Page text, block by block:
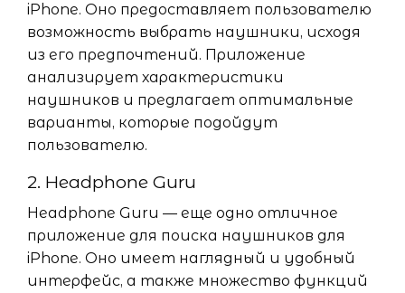
iPhone. Оно предоставляет пользователю
возможность выбрать наушники, исходя
из его предпочтений. Приложение
анализирует характеристики
наушников и предлагает оптимальные
варианты, которые подойдут
пользователю.
2. Headphone Guru
Headphone Guru — еще одно отличное
приложение для поиска наушников для
iPhone. Оно имеет наглядный и удобный
интерфейс, а также множество функций